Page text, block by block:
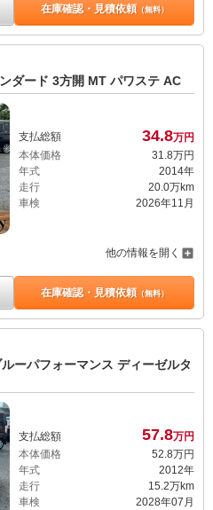
在庫確認・見積依頼（無料）
ダード 3方開 MT パワステ AC
支払総額 34.8万円
本体価格
31. 8万円
年式
2014年
走行
20.0万km
車検
2026年11月
他の情報を開く
在庫確認・見積依頼（無料）
ーパフォーマンス ディーゼルタ
支払総額 57.8万円
本体価格
52.8万円
年式
2012年
走行
15.2万km
車検
2028年07月